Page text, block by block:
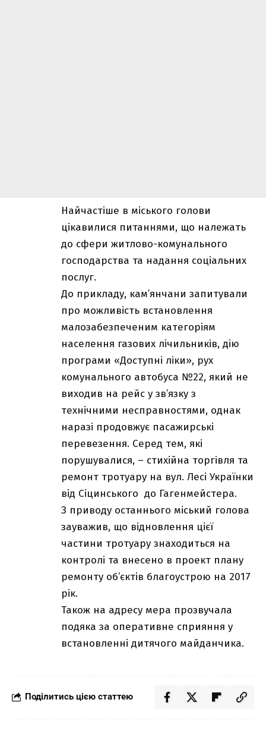
Найчастіше в міського голови
цікавилися питаннями, що належать
до сфери житлово-комунального
господарства та надання соціальних
послуг.
До прикладу, кам’янчани запитували
про можливість встановлення
малозабезпеченим категоріям
населення газових лічильників, дію
програми «Доступні ліки», рух
комунального автобуса №22, який не
виходив на рейс у зв’язку з
технічними несправностями, однак
наразі продовжує пасажирські
перевезення. Серед тем, які
порушувалися, – стихійна торгівля та
ремонт тротуару на вул. Лесі Українки
від Сіцинського до Гагенмейстера.
З приводу останнього міський голова
зауважив, що відновлення цієї
частини тротуару знаходиться на
контролі та внесено в проект плану
ремонту об’єктів благоустрою на 2017
рік.
Також на адресу мера прозвучала
подяка за оперативне сприяння у
встановленні дитячого майданчика.
Поділитись цією статтею